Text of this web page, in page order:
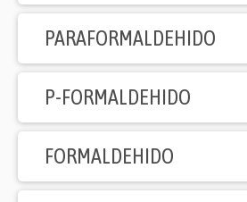
PARAFORMALDEHIDO
P-FORMALDEHIDO
FORMALDEHIDO